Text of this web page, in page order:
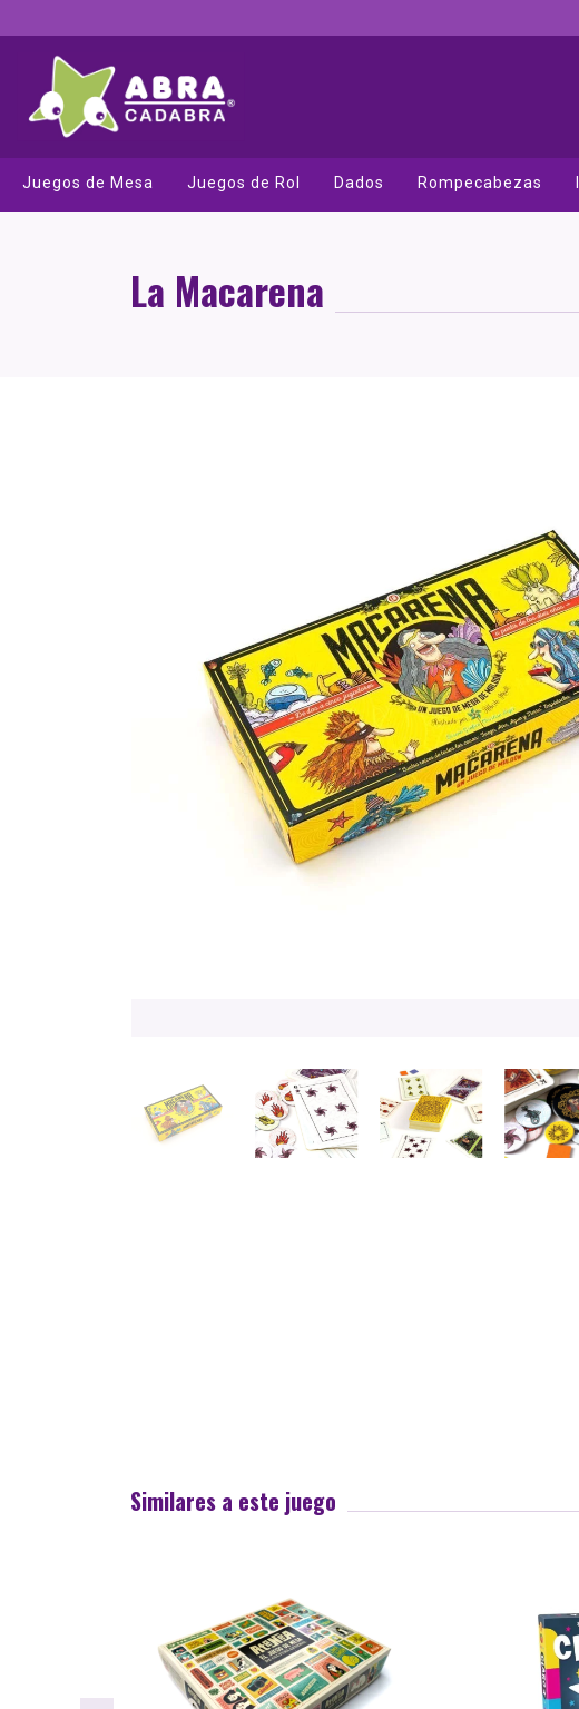
Juegos de Mesa Juegos de Rol Dados Rompecabezas
La Macarena
Similares a este juego